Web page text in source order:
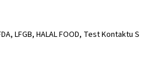
LFGB, HALAL FOOD, Test Kontaktu S